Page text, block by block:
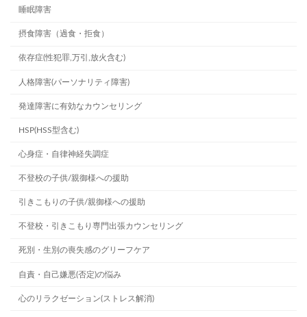
睡眠障害
摂食障害（過食・拒食）
依存症(性犯罪,万引,放火含む)
人格障害(パーソナリティ障害)
発達障害に有効なカウンセリング
HSP(HSS型含む)
心身症・自律神経失調症
不登校の子供/親御様への援助
引きこもりの子供/親御様への援助
不登校・引きこもり専門出張カウンセリング
死別・生別の喪失感のグリーフケア
自責・自己嫌悪(否定)の悩み
心のリラクゼーション(ストレス解消)